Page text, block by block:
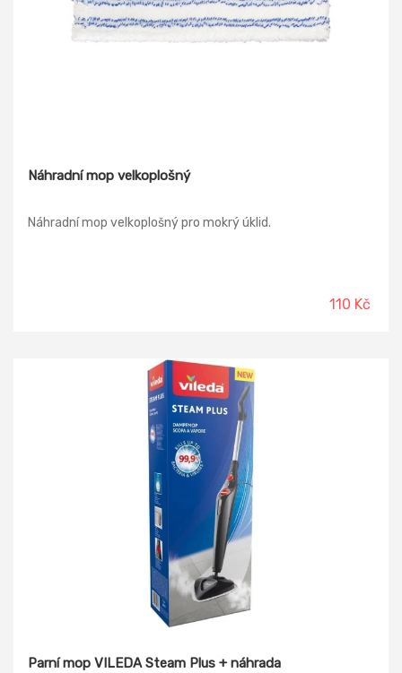
Náhradní mop velkoplošný
Náhradní mop velkoplošný pro mokrý úklid.
110 Kč
Parní mop VILEDA Steam Plus + náhrada